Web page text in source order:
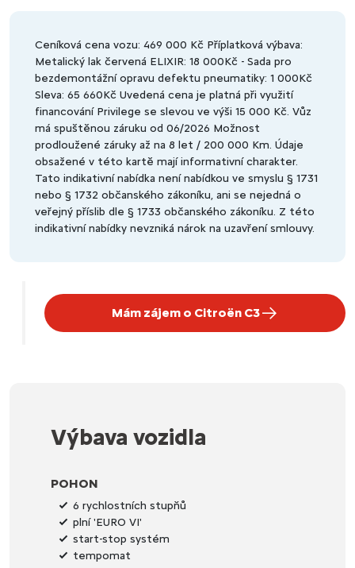
Výbava vozidla
POHON
6 rychlostních stupňů
plní 'EURO VI'
start-stop systém
tempomat
Ceníková cena vozu: 469 000 Kč Příplatková výbava:
Metalický lak červená ELIXIR: 18 000Kč - Sada pro
bezdemontážní opravu defektu pneumatiky: 1 000Kč
Sleva: 65 660Kč Uvedená cena je platná při využití
financování Privilege se slevou ve výši 15 000 Kč. Vůz
má spuštěnou záruku od 06/2026 Možnost
prodloužené záruky až na 8 let / 200 000 Km. Údaje
obsažené v této kartě mají informativní charakter.
Tato indikativní nabídka není nabídkou ve smyslu § 1731
nebo § 1732 občanského zákoníku, ani se nejedná o
veřejný příslib dle § 1733 občanského zákoníku. Z této
indikativní nabídky nevzniká nárok na uzavření smlouvy.
Mám zájem o Citroën C3